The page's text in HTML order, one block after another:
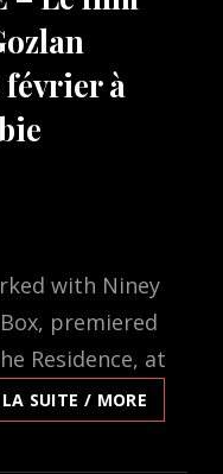
février à
with Niney
premiered
Residence, at
LA SUITE / MORE
–